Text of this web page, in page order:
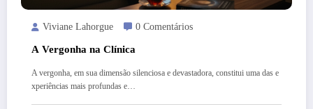
Viviane Lahorgue 0 Comentários
A Vergonha na Clínica
A vergonha, em sua dimensão silenciosa e devastadora, constitui uma das e
xperiências mais profundas e…